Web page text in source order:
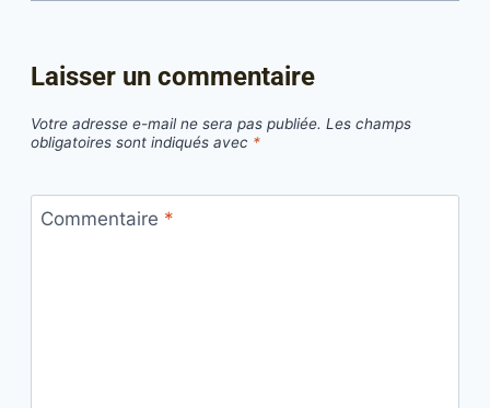
Laisser un commentaire
Votre adresse e-mail ne sera pas publiée. Les champs
obligatoires sont indiqués avec *
Commentaire *